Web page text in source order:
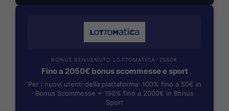
BONUS BENVENUTO LOTTOMATICA: 2050€
Fino a 2050€ bonus scommesse e sport
Per i nuovi utenti della piattaforma: 100% fino a 50€ in
Bonus Scommesse + 100% fino a 2000€ in Bonus
Sport